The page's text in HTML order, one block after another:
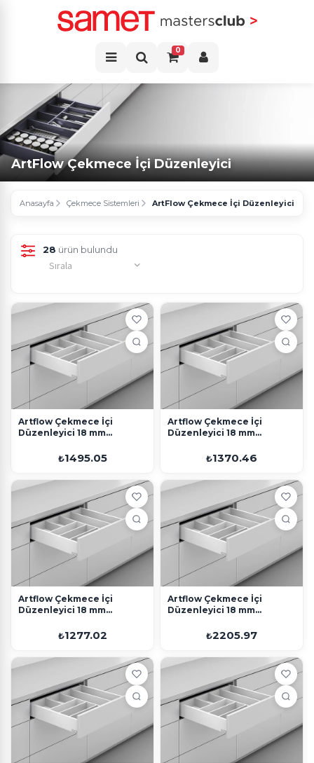
0
ArtFlow Çekmece İçi Düzenleyici
Anasayfa Çekmece Sistemleri ArtFlow Çekmece İçi Düzenleyici
28 ürün bulundu
Sırala
Artflow Çekmece İçi
Düzenleyici 18 mm
₺1495.05
Artflow Çekmece İçi
Düzenleyici 18 mm
₺1370.46
Artflow Çekmece İçi
Düzenleyici 18 mm
₺1277.02
Artflow Çekmece İçi
Düzenleyici 18 mm
₺2205.97